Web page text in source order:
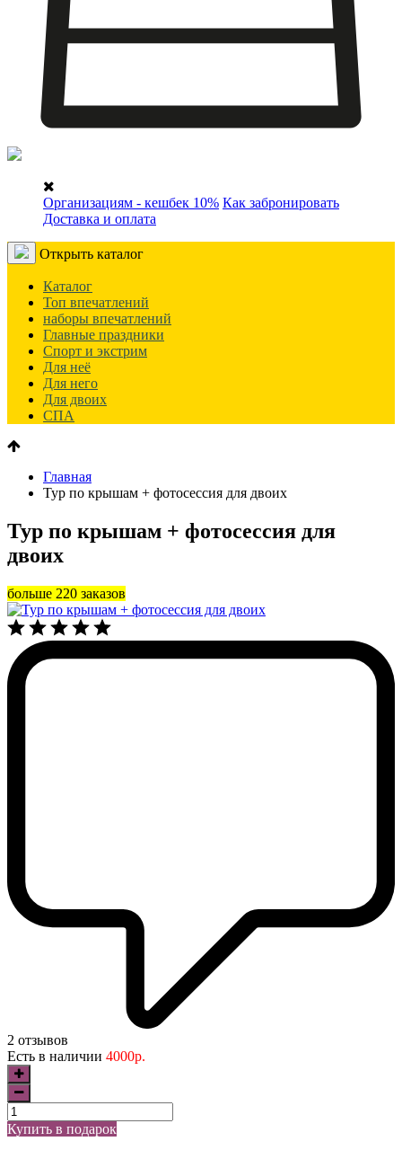
Организациям - кешбек 10% Как забронировать
Доставка и оплата
Открыть каталог
Каталог
Топ впечатлений
наборы впечатлений
Главные праздники
Спорт и экстрим
Для неё
Для него
Для двоих
СПА
Главная
Тур по крышам + фотосессия для двоих
Тур по крышам + фотосессия для
двоих
больше 220 заказов
2 отзывов
Есть в наличии 4000р.
Купить в подарок